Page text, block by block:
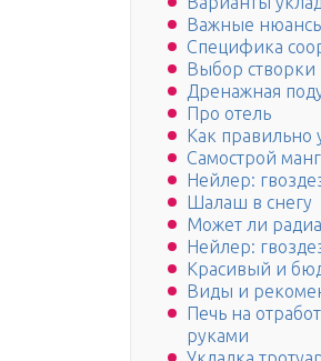
Важные
Специфика
Выбор створки
Дренажная
Про отель
Как правильно
Самострой
Нейлер:
Шалаш в снегу
Может ли
Нейлер:
Красивый и
Виды и
Печь на
руками